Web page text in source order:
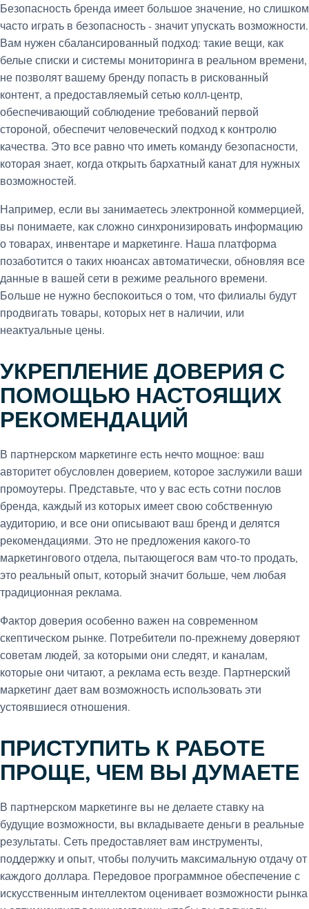
Безопасность бренда имеет большое значение, но слишком
часто играть в безопасность - значит упускать возможности.
Вам нужен сбалансированный подход: такие вещи, как
белые списки и системы мониторинга в реальном времени,
не позволят вашему бренду попасть в рискованный
контент, а предоставляемый сетью колл-центр,
обеспечивающий соблюдение требований первой
стороной, обеспечит человеческий подход к контролю
качества. Это все равно что иметь команду безопасности,
которая знает, когда открыть бархатный канат для нужных
возможностей.
Например, если вы занимаетесь электронной коммерцией,
вы понимаете, как сложно синхронизировать информацию
о товарах, инвентаре и маркетинге. Наша платформа
позаботится о таких нюансах автоматически, обновляя все
данные в вашей сети в режиме реального времени.
Больше не нужно беспокоиться о том, что филиалы будут
продвигать товары, которых нет в наличии, или
неактуальные цены.
УКРЕПЛЕНИЕ ДОВЕРИЯ С
ПОМОЩЬЮ НАСТОЯЩИХ
РЕКОМЕНДАЦИЙ
В партнерском маркетинге есть нечто мощное: ваш
авторитет обусловлен доверием, которое заслужили ваши
промоутеры. Представьте, что у вас есть сотни послов
бренда, каждый из которых имеет свою собственную
аудиторию, и все они описывают ваш бренд и делятся
рекомендациями. Это не предложения какого-то
маркетингового отдела, пытающегося вам что-то продать,
это реальный опыт, который значит больше, чем любая
традиционная реклама.
Фактор доверия особенно важен на современном
скептическом рынке. Потребители по-прежнему доверяют
советам людей, за которыми они следят, и каналам,
которые они читают, а реклама есть везде. Партнерский
маркетинг дает вам возможность использовать эти
устоявшиеся отношения.
ПРИСТУПИТЬ К РАБОТЕ
ПРОЩЕ, ЧЕМ ВЫ ДУМАЕТЕ
В партнерском маркетинге вы не делаете ставку на
будущие возможности, вы вкладываете деньги в реальные
результаты. Сеть предоставляет вам инструменты,
поддержку и опыт, чтобы получить максимальную отдачу от
каждого доллара. Передовое программное обеспечение с
искусственным интеллектом оценивает возможности рынка